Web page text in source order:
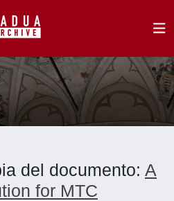
del documento: A
for MTC